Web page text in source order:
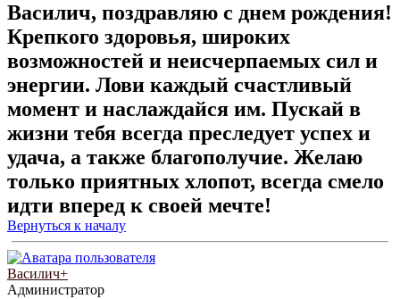
Василич, поздравляю с днем рождения!
Крепкого здоровья, широких
возможностей и неисчерпаемых сил и
энергии. Лови каждый счастливый
момент и наслаждайся им. Пускай в
жизни тебя всегда преследует успех и
удача, а также благополучие. Желаю
только приятных хлопот, всегда смело
идти вперед к своей мечте!
Вернуться к началу
Василич+
Администратор